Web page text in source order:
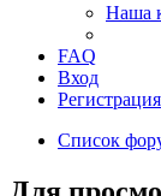
Наша
FAQ
Вход
Регистрация
Список